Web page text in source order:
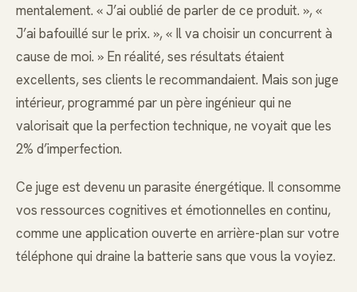
mentalement. « J’ai oublié de parler de ce produit. », «
J’ai bafouillé sur le prix. », « Il va choisir un concurrent à
cause de moi. » En réalité, ses résultats étaient
excellents, ses clients le recommandaient. Mais son juge
intérieur, programmé par un père ingénieur qui ne
valorisait que la perfection technique, ne voyait que les
2% d’imperfection.
Ce juge est devenu un parasite énergétique. Il consomme
vos ressources cognitives et émotionnelles en continu,
comme une application ouverte en arrière-plan sur votre
téléphone qui draine la batterie sans que vous la voyiez.